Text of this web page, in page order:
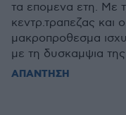
τα επομενα ετη. Με
κεντρ.τραπεζας και
μακροπροθεσμα
με τη δυσκαμψια
ΑΠΑΝΤΗΣΗ